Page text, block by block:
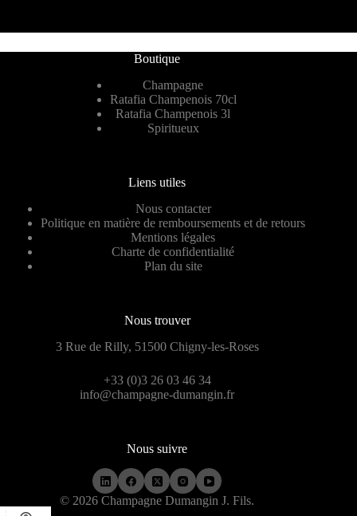
Boutique
Champagne
Ratafia Champenois 70cl
Ratafia Champenois 3l
Spiritueux
Liens utiles
Nous contacter
Politique en matière de remboursements et de retours
Mentions légales
Charte de confidentialité
Plan du site
Nous trouver
3 Rue de Rilly, 51500 Chigny-les-Roses
+33 (0)3 26 03 46 34
info@champagne-dumangin.fr
Nous suivre
© 2026 Champagne Dumangin J. Fils.